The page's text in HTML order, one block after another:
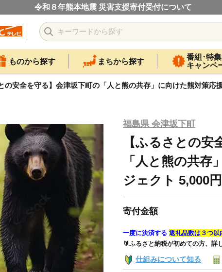
令和８年熊本地震 災害支援寄付受付について
ものから探す まちから探す
番組･特集
キャンペ
の安全を守る】会津坂下町の「人と熊の共存」に向けた熊対策応
福島県 会津坂下町
【ふるさとの安
「人と熊の共存
ジェクト 5,000
寄付金額
一度に決済する 返礼品数は３つ以
🔰ふるさと納税が初めての方、詳
仕組みについて知る